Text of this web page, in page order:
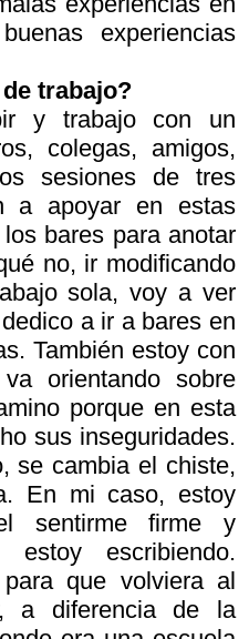
experiencias
trabajo?
y trabajo con un
colegas, amigos,
sesiones de tres
a apoyar en estas
bares para anotar
no, ir modificando
sola, voy a ver
a ir a bares en
También estoy con
orientando sobre
porque en esta
sus inseguridades.
se cambia el chiste,
En mi caso, estoy
sentirme firme y
escribiendo.
que volviera al
a diferencia de la